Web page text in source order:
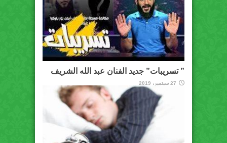
” تسريبات” جديد الفنان عبد الله الشريف
27 سبتمبر، 2019